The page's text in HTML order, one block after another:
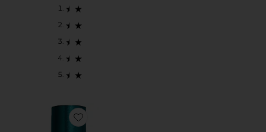
Favorite TRATAMIENTO CAPILAR PERFECT